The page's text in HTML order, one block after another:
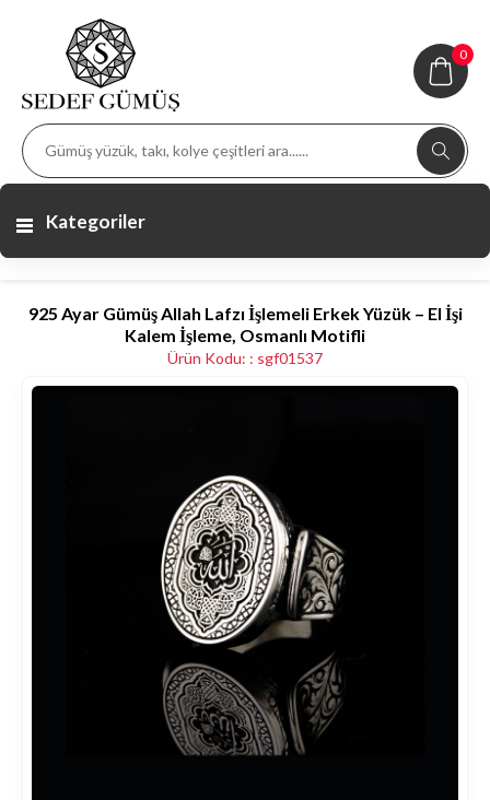
0
Kategoriler
925 Ayar Gümüş Allah Lafzı İşlemeli Erkek Yüzük – El İşi
Kalem İşleme, Osmanlı Motifli
Ürün Kodu: : sgf01537